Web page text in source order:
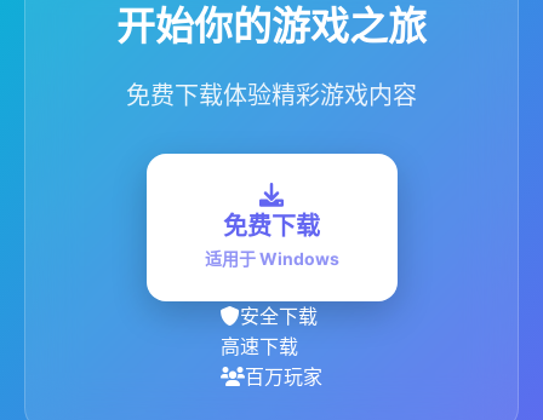
开始你的游戏之旅
免费下载体验精彩游戏内容
免费下载
适用于 Windows
安全下载
高速下载
百万玩家